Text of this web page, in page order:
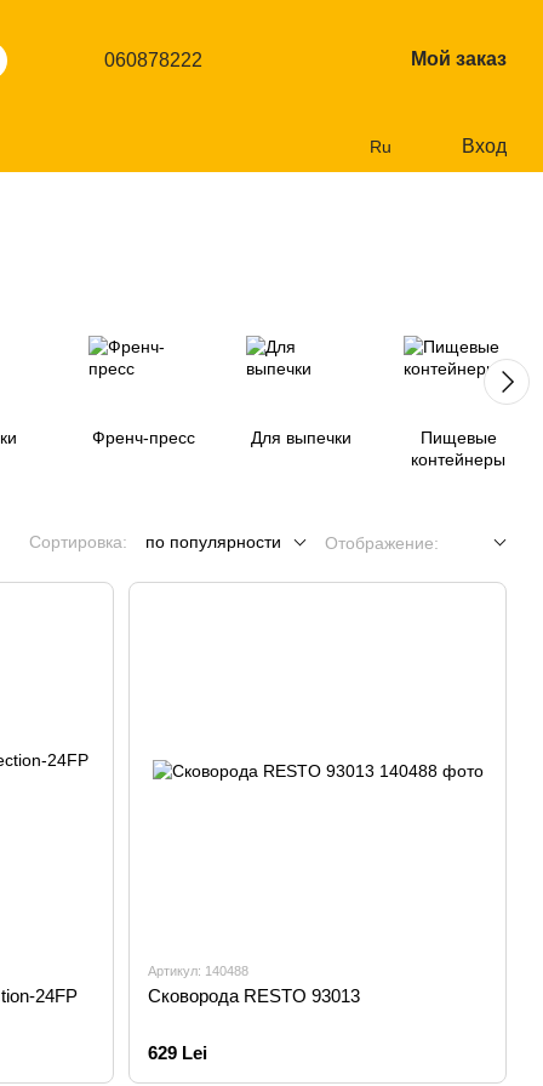
060878222 Мой заказ
Ru Вход
Френч-пресс Для выпечки
Пищевые
контейнеры
Сортировка: по популярности Отображение:
24FP
Артикул: 140488
Сковорода RESTO 93013
629 Lei